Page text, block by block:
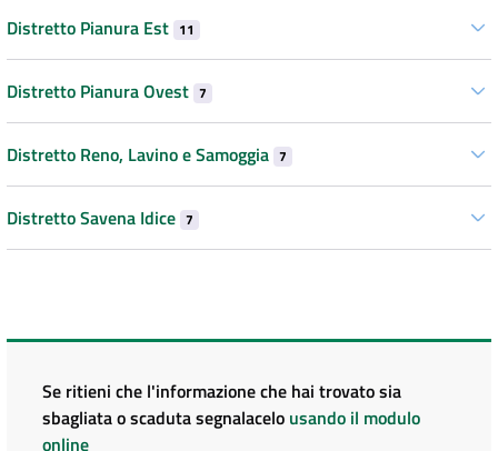
Distretto Pianura Est 11
Distretto Pianura Ovest 7
Distretto Reno, Lavino e Samoggia 7
Distretto Savena Idice 7
Se ritieni che l'informazione che hai trovato sia
sbagliata o scaduta segnalacelo usando il modulo
online